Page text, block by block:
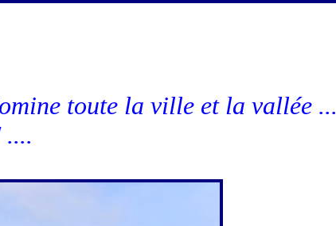
toute la ville et la vallée ...